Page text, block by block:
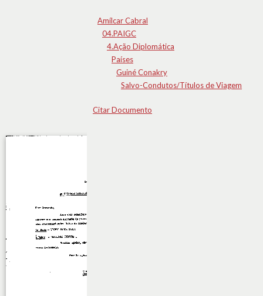
Amílcar Cabral
04.PAIGC
4.Ação Diplomática
Países
Guiné Conakry
Salvo-Condutos/Títulos de Viagem
Citar Documento